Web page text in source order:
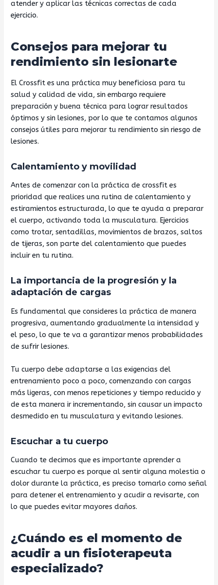
atender y aplicar las técnicas correctas de cada
ejercicio.
Consejos para mejorar tu
rendimiento sin lesionarte
El Crossfit es una práctica muy beneficiosa para tu
salud y calidad de vida, sin embargo requiere
preparación y buena técnica para lograr resultados
óptimos y sin lesiones, por lo que te contamos algunos
consejos útiles para mejorar tu rendimiento sin riesgo de
lesiones.
Calentamiento y movilidad
Antes de comenzar con la práctica de crossfit es
prioridad que realices una rutina de calentamiento y
estiramientos estructurada, lo que te ayuda a preparar
el cuerpo, activando toda la musculatura. Ejercicios
como trotar, sentadillas, movimientos de brazos, saltos
de tijeras, son parte del calentamiento que puedes
incluir en tu rutina.
La importancia de la progresión y la
adaptación de cargas
Es fundamental que consideres la práctica de manera
progresiva, aumentando gradualmente la intensidad y
el peso, lo que te va a garantizar menos probabilidades
de sufrir lesiones.
Tu cuerpo debe adaptarse a las exigencias del
entrenamiento poco a poco, comenzando con cargas
más ligeras, con menos repeticiones y tiempo reducido y
de esta manera ir incrementando, sin causar un impacto
desmedido en tu musculatura y evitando lesiones.
Escuchar a tu cuerpo
Cuando te decimos que es importante aprender a
escuchar tu cuerpo es porque al sentir alguna molestia o
dolor durante la práctica, es preciso tomarlo como señal
para detener el entrenamiento y acudir a revisarte, con
lo que puedes evitar mayores daños.
¿Cuándo es el momento de
acudir a un fisioterapeuta
especializado?